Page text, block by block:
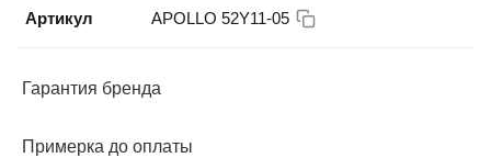
Артикул APOLLO 52Y11-05
Гарантия бренда
Примерка до оплаты